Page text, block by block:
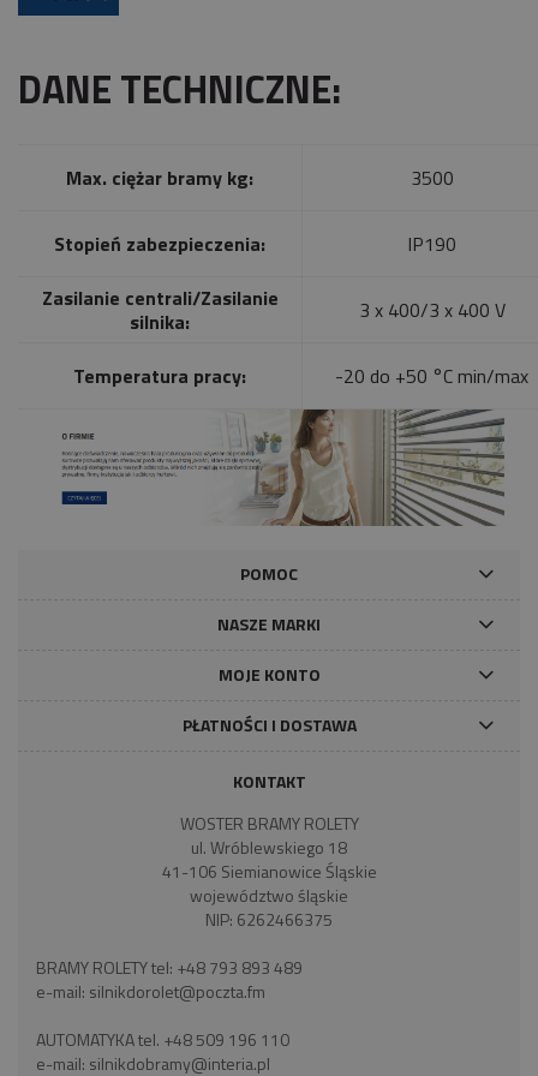
DANE TECHNICZNE:
Max. ciężar bramy kg: 3500
Stopień zabezpieczenia:
IP190
Zasilanie centrali/Zasilanie
silnika:
3 x 400/3 x 400 V
Temperatura pracy: -20 do +50 °C min/max
POMOC
NASZE MARKI
MOJE KONTO
PŁATNOŚCI I DOSTAWA
KONTAKT
WOSTER BRAMY ROLETY
ul. Wróblewskiego 18
41-106 Siemianowice Śląskie
województwo śląskie
NIP: 6262466375
BRAMY ROLETY tel: +48 793 893 489
e-mail: silnikdorolet@poczta.fm
AUTOMATYKA tel. +48 509 196 110
e-mail: silnikdobramy@interia.pl